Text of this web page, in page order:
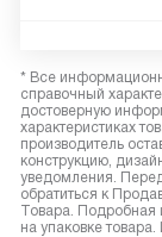
* Все
справочный
достоверную
характеристиках
производитель
конструкцию,
уведомления.
обратиться к
Товара. Подробная
на упаковке